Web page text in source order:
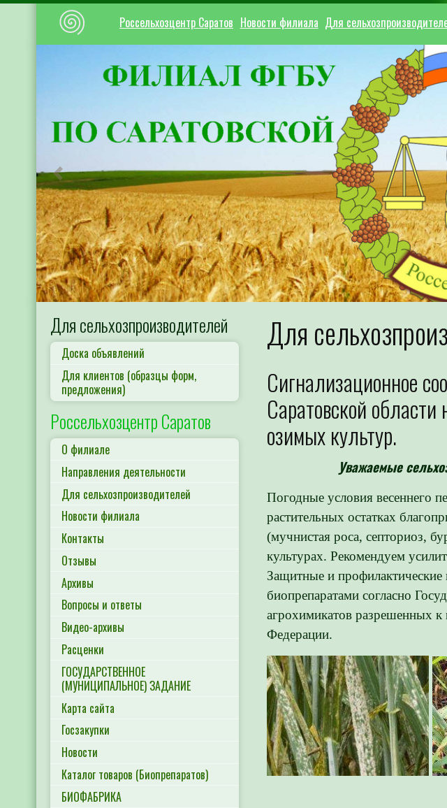
Россельхозцентр Саратов Новости филиала Для
Предыдущий
Для сельхозпроизводителей
Доска объявлений
Для клиентов (образцы форм,
предложения)
Россельхозцентр Саратов
О филиале
Направления деятельности
Для сельхозпроизводителей
Новости филиала
Контакты
Отзывы
Архивы
Вопросы и ответы
Видео-архивы
Расценки
ГОСУДАРСТВЕННОЕ
(МУНИЦИПАЛЬНОЕ) ЗАДАНИЕ
Карта сайта
Госзакупки
Новости
Каталог товаров (Биопрепаратов)
БИОФАБРИКА
Для
Сигнализационное
Саратовской
озимых культур.
Уважаемые
Погодные условия весеннего
растительных остатках
(мучнистая роса, септориоз,
культурах. Рекомендуем
Защитные и
биопрепаратами согласно
агрохимикатов разрешенных
Федерации.